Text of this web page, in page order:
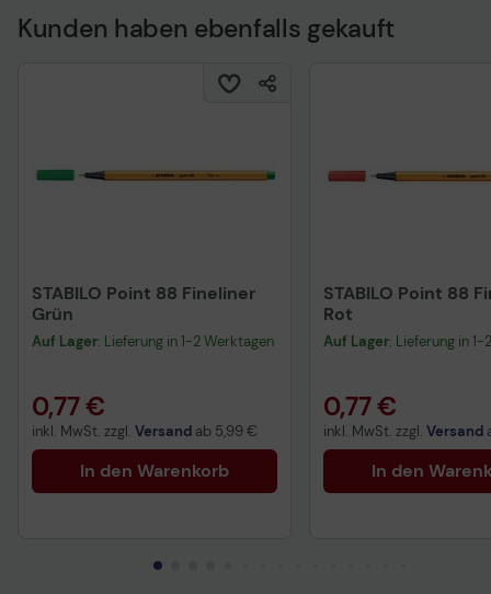
Kunden haben ebenfalls gekauft
STABILO Point 88 Fineliner
Grün
Auf Lager: Lieferung in 1-2 Werktagen
0,77 €
inkl. MwSt. zzgl. Versand ab 5,99 €
In den Warenkorb
STABILO Point 88
Rot
Auf Lager: Lieferung in
0,77 €
inkl. MwSt. zzgl. Versand
In den